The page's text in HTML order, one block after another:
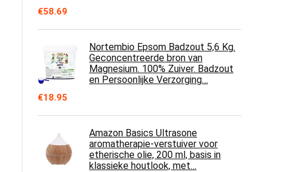
€58.69
Nortembio Epsom Badzout 5,6 Kg.
Geconcentreerde bron van
Magnesium. 100% Zuiver. Badzout
en Persoonlijke Verzorging…
€18.95
Amazon Basics Ultrasone
aromatherapie-verstuiver voor
etherische olie, 200 ml, basis in
klassieke houtlook, met…